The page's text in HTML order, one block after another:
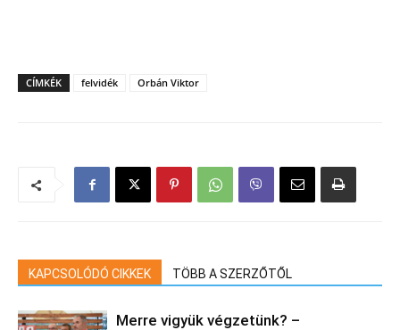
CÍMKÉK felvidék Orbán Viktor
KAPCSOLÓDÓ CIKKEK TÖBB A SZERZŐTŐL
Merre vigyük végzetünk? –